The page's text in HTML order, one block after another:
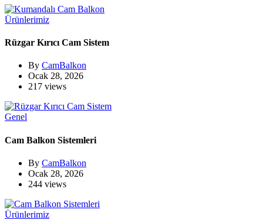
Ürünlerimiz
Rüzgar Kırıcı Cam Sistem
By CamBalkon
Ocak 28, 2026
217 views
Genel
Cam Balkon Sistemleri
By CamBalkon
Ocak 28, 2026
244 views
Ürünlerimiz